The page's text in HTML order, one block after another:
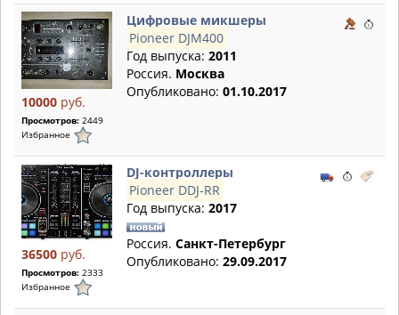
10000 руб.
Просмотров: 2449
Избранное
Цифровые микшеры
Pioneer DJM400
Год выпуска: 2011
Россия. Москва
Опубликовано: 01.10.2017
36500 руб.
Просмотров: 2333
Избранное
DJ-контроллеры
Pioneer DDJ-RR
Год выпуска: 2017
Россия. Санкт-Петербург
Опубликовано: 29.09.2017